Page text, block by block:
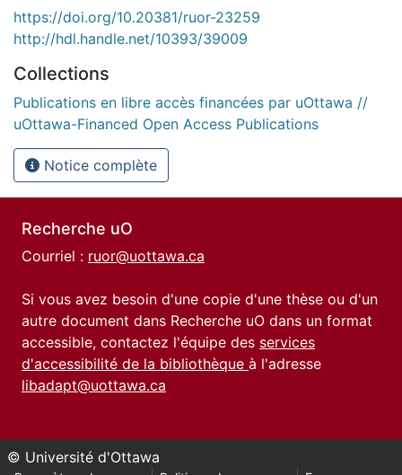
https://doi.org/10.20381/ruor-23259
http://hdl.handle.net/10393/39009
Collections
Publications en libre accès financées par uOttawa //
uOttawa-Financed Open Access Publications
Notice complète
Recherche uO
Courriel : ruor@uottawa.ca
Si vous avez besoin d'une copie d'une thèse ou d'un
autre document dans Recherche uO dans un format
accessible, contactez l'équipe des services
d'accessibilité de la bibliothèque à l'adresse
libadapt@uottawa.ca
© Université d'Ottawa